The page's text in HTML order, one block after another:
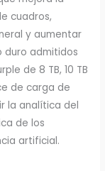
cuadros,
y aumentar
duro admitidos
de 8 TB, 10 TB
de carga de
la analítica del
de los
artificial.